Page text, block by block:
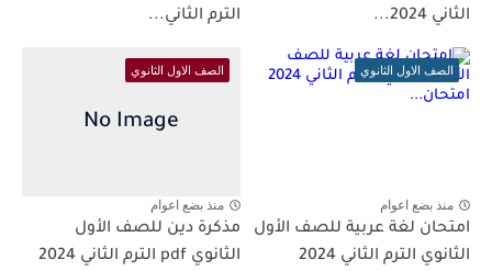
الثاني 2024...
الترم الثاني...
الصف الاول الثانوي
منذ بضع اعوام
امتحان لغة عربية للصف الأول
الثانوي الترم الثاني 2024
الصف الاول الثانوي
منذ بضع اعوام
مذكرة دين للصف الأول
الثانوي pdf الترم الثاني 2024